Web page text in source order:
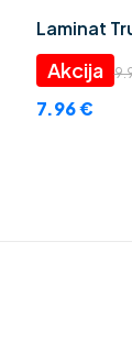
Laminat
7.96€